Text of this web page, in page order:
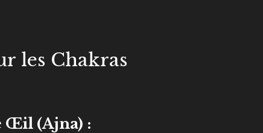
les Chakras
Œil (Ajna) :